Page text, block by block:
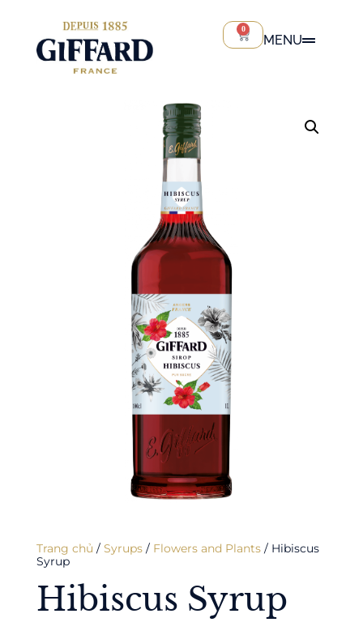
0
MENU
Trang chủ / Syrups / Flowers and Plants / Hibiscus
Syrup
Hibiscus Syrup